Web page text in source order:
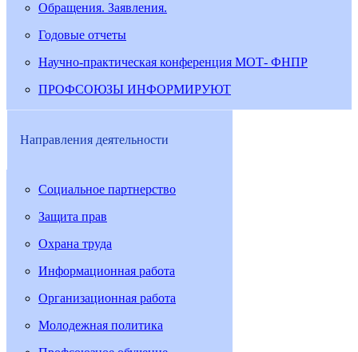
Обращения. Заявления.
Годовые отчеты
Научно-практическая конференция МОТ- ФНПР
ПРОФСОЮЗЫ ИНФОРМИРУЮТ
Направления деятельности
Социальное партнерство
Защита прав
Охрана труда
Информационная работа
Организационная работа
Молодежная политика